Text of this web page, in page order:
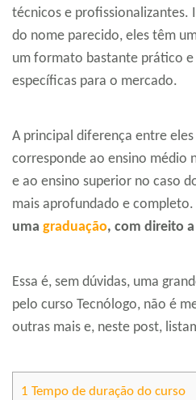
técnicos e profissionalizantes.
do nome parecido, eles têm
um formato bastante prático
específicas para o mercado.
A principal diferença entre
corresponde ao ensino médio
e ao ensino superior no caso
mais aprofundado e completo.
uma graduação, com direito
Essa é, sem dúvidas, uma
pelo curso Tecnólogo, não é
outras mais e, neste post,
1 Tempo de duração do curso